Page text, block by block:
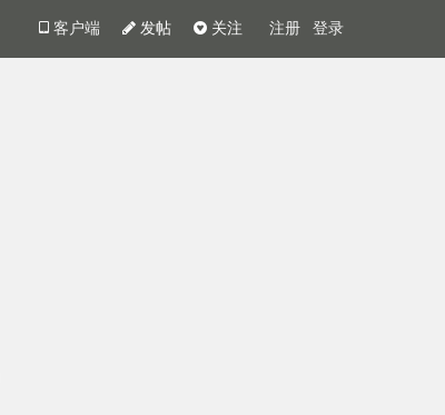
注册 登录
关注
发帖
客户端